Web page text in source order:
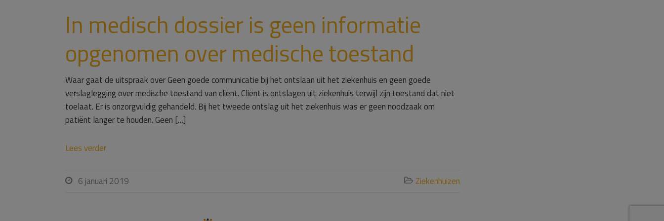
In medisch dossier is geen informatie
opgenomen over medische toestand
Waar gaat de uitspraak over Geen goede communicatie bij het ontslaan uit het ziekenhuis en geen goede
verslaglegging over medische toestand van cliënt. Cliënt is ontslagen uit ziekenhuis terwijl zijn toestand dat niet
toelaat. Er is onzorgvuldig gehandeld. Bij het tweede ontslag uit het ziekenhuis was er geen noodzaak om
patiënt langer te houden. Geen […]
Lees verder
 6 januari 2019  Ziekenhuizen